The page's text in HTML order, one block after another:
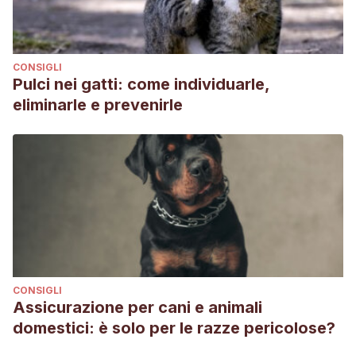
CONSIGLI
Pulci nei gatti: come individuarle,
eliminarle e prevenirle
CONSIGLI
Assicurazione per cani e animali
domestici: è solo per le razze pericolose?